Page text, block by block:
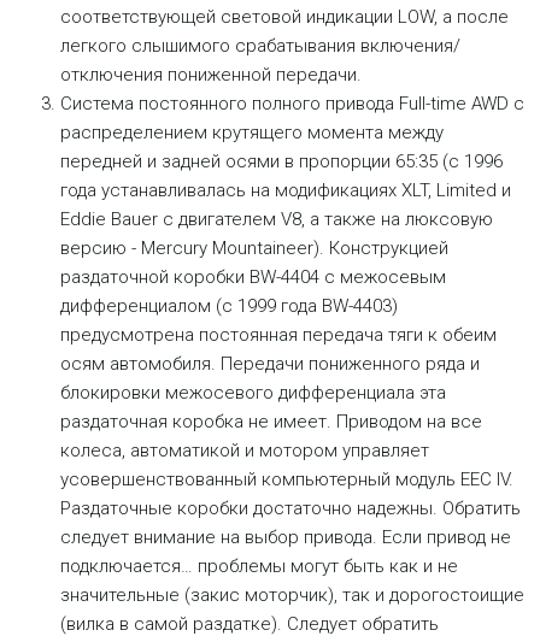
соответствующей световой индикации LOW, а после
легкого слышимого срабатывания включения/
отключения пониженной передачи.
Система постоянного полного привода Full-time AWD c
распределением крутящего момента между
передней и задней осями в пропорции 65:35 (с 1996
года устанавливалась на модификациях XLT, Limited и
Eddie Bauer с двигателем V8, а также на люксовую
версию - Mercury Mountaineer). Конструкцией
раздаточной коробки BW-4404 с межосевым
дифференциалом (с 1999 года BW-4403)
предусмотрена постоянная передача тяги к обеим
осям автомобиля. Передачи пониженного ряда и
блокировки межосевого дифференциала эта
раздаточная коробка не имеет. Приводом на все
колеса, автоматикой и мотором управляет
усовершенствованный компьютерный модуль EEC IV.
Раздаточные коробки достаточно надежны. Обратить
следует внимание на выбор привода. Если привод не
подключается… проблемы могут быть как и не
значительные (закис моторчик), так и дорогостоищие
(вилка в самой раздатке). Следует обратить